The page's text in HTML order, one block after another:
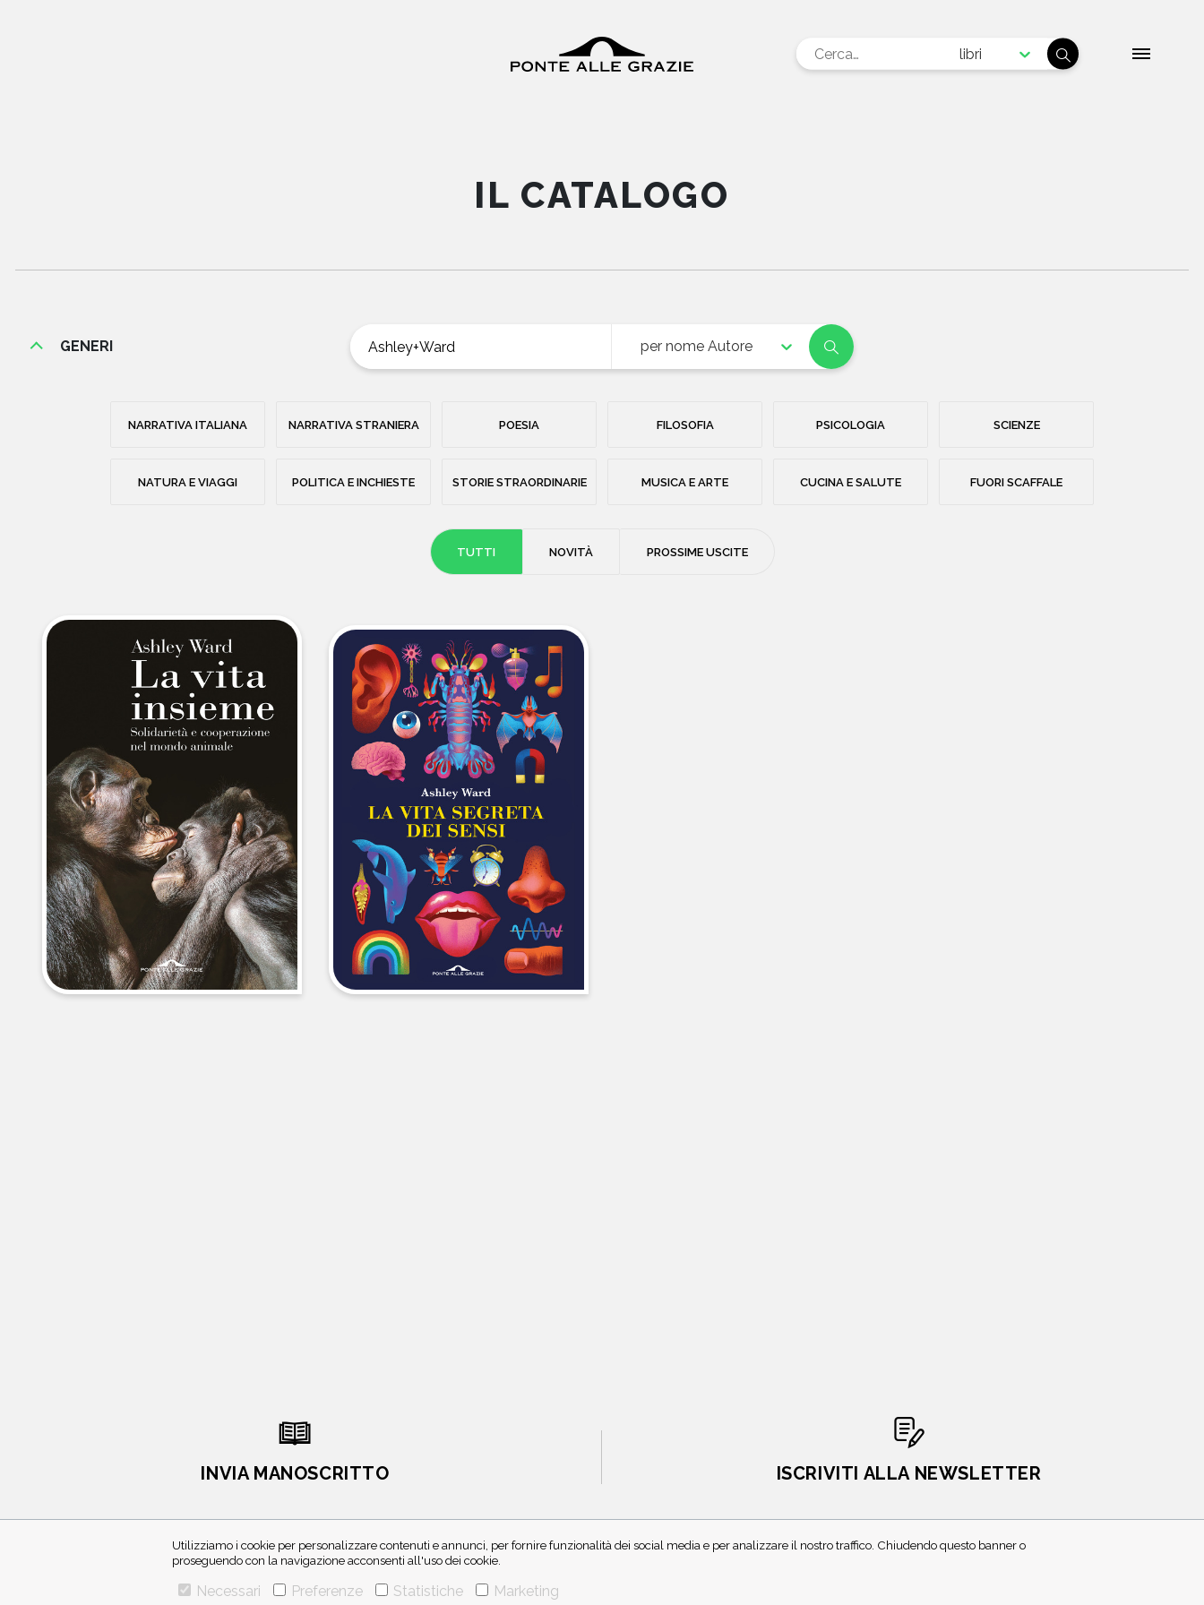
libri
libri
IL CATALOGO
per nome Autore
GENERI
NARRATIVA ITALIANA NARRATIVA STRANIERA POESIA FILOSOFIA PSICOLOGIA SCIENZE
NATURA E VIAGGI POLITICA E INCHIESTE STORIE STRAORDINARIE MUSICA E ARTE CUCINA E SALUTE FUORI SCAFFALE
TUTTI NOVITÀ PROSSIME USCITE
Utilizziamo i cookie per personalizzare contenuti e annunci, per fornire funzionalità dei social media e per analizzare il nostro traffico. Chiudendo questo banner o
proseguendo con la navigazione acconsenti all'uso dei cookie.
Necessari Preferenze Statistiche Marketing
INVIA MANOSCRITTO ISCRIVITI ALLA NEWSLETTER